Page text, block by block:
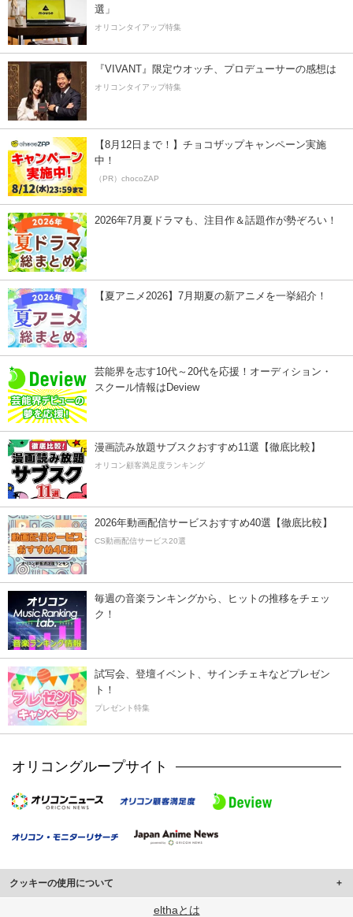
選」
オリコンタイアップ特集
『VIVANT』限定ウオッチ、プロデューサーの感想は
オリコンタイアップ特集
【8月12日まで！】チョコザップキャンペーン実施
中！
（PR）chocoZAP
2026年7月夏ドラマも、注目作＆話題作が勢ぞろい！
【夏アニメ2026】7月期夏の新アニメを一挙紹介！
芸能界を志す10代～20代を応援！オーディション・
スクール情報はDeview
漫画読み放題サブスクおすすめ11選【徹底比較】
オリコン顧客満足度ランキング
2026年動画配信サービスおすすめ40選【徹底比較】
CS動画配信サービス20選
毎週の音楽ランキングから、ヒットの推移をチェッ
ク！
試写会、登壇イベント、サインチェキなどプレゼン
ト！
プレゼント特集
オリコングループサイト
クッキーの使用について
このサイトでは Cookie を使用して、ユーザーに合わせたコンテンツや広告の
elthaとは